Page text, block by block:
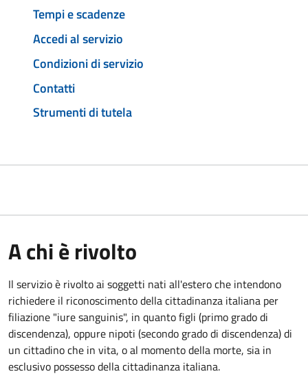
Tempi e scadenze
Accedi al servizio
Condizioni di servizio
Contatti
Strumenti di tutela
A chi è rivolto
Il servizio è rivolto ai soggetti nati all'estero che intendono
richiedere il riconoscimento della cittadinanza italiana per
filiazione "iure sanguinis", in quanto figli (primo grado di
discendenza), oppure nipoti (secondo grado di discendenza) di
un cittadino che in vita, o al momento della morte, sia in
esclusivo possesso della cittadinanza italiana.